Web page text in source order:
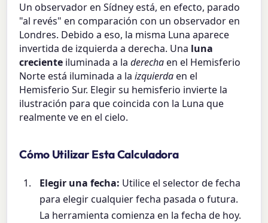
Un observador en Sídney está, en efecto, parado
"al revés" en comparación con un observador en
Londres. Debido a eso, la misma Luna aparece
invertida de izquierda a derecha. Una luna
creciente iluminada a laderechaen el Hemisferio
Norte está iluminada a laizquierdaen el
Hemisferio Sur. Elegir su hemisferio invierte la
ilustración para que coincida con la Luna que
realmente ve en el cielo.
Cómo Utilizar Esta Calculadora
Elegir una fecha: Utilice el selector de fecha
para elegir cualquier fecha pasada o futura.
La herramienta comienza en la fecha de hoy.